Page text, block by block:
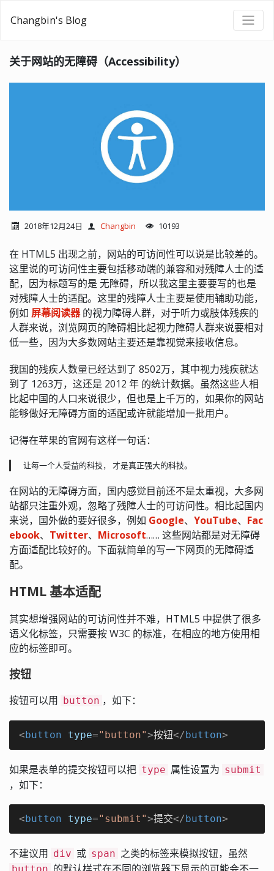
Changbin's Blog
关于网站的无障碍（Accessibility）
2018年12月24日 Changbin 10193
在 HTML5 出现之前，网站的可访问性可以说是比较差的。
这里说的可访问性主要包括移动端的兼容和对残障人士的适
配，因为标题写的是 无障碍，所以我这里主要要写的也是
对残障人士的适配。这里的残障人士主要是使用辅助功能，
例如 屏幕阅读器的视力障碍人群，对于听力或肢体残疾的
人群来说，浏览网页的障碍相比起视力障碍人群来说要相对
低一些，因为大多数网站主要还是靠视觉来接收信息。
我国的残疾人数量已经达到了 8502万，其中视力残疾就达
到了 1263万，这还是 2012 年 的统计数据。虽然这些人相
比起中国的人口来说很少，但也是上千万的，如果你的网站
能够做好无障碍方面的适配或许就能增加一批用户。
记得在苹果的官网有这样一句话：
让每一个人受益的科技， 才是真正强大的科技。
在网站的无障碍方面，国内感觉目前还不是太重视，大多网
站都只注重外观，忽略了残障人士的可访问性。相比起国内
来说，国外做的要好很多，例如 Google、 YouTube、 Fac
ebook、 Twitter、 Microsoft…… 这些网站都是对无障碍
方面适配比较好的。下面就简单的写一下网页的无障碍适
配。
HTML 基本适配
其实想增强网站的可访问性并不难，HTML5 中提供了很多
语义化标签，只需要按 W3C 的标准，在相应的地方使用相
应的标签即可。
按钮
按钮可以用 button ，如下：
<button type="button">按钮</button>
如果是表单的提交按钮可以把 type 属性设置为 submit
，如下：
<button type="submit">提交</button>
不建议用 div 或 span 之类的标签来模拟按钮，虽然